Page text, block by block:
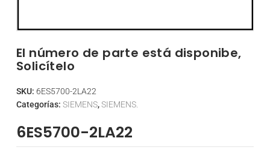
El número de parte está disponibe,
Solicítelo
SKU: 6ES5700-2LA22
Categorías: SIEMENS,SIEMENS.
6ES5700-2LA22